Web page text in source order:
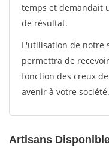
temps et demandait
de résultat.
L'utilisation de notre
permettra de
fonction des creux
avenir à votre société.
Artisans